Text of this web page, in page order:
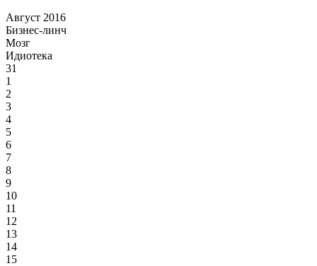
Август 2016
Бизнес-линч
Мозг
Идиотека
31
1
2
3
4
5
6
7
8
9
10
11
12
13
14
15